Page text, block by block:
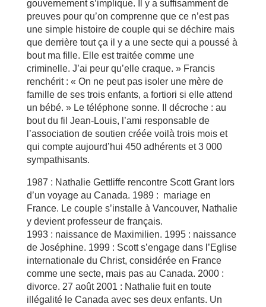
gouvernement s’implique. Il y a suffisamment de
preuves pour qu’on comprenne que ce n’est pas
une simple histoire de couple qui se déchire mais
que derrière tout ça il y a une secte qui a poussé à
bout ma fille. Elle est traitée comme une
criminelle. J’ai peur qu’elle craque. » Francis
renchérit : « On ne peut pas isoler une mère de
famille de ses trois enfants, a fortiori si elle attend
un bébé. » Le téléphone sonne. Il décroche : au
bout du fil Jean-Louis, l’ami responsable de
l’association de soutien créée voilà trois mois et
qui compte aujourd’hui 450 adhérents et 3 000
sympathisants.
1987 : Nathalie Gettliffe rencontre Scott Grant lors
d’un voyage au Canada. 1989 : mariage en
France. Le couple s’installe à Vancouver, Nathalie
y devient professeur de français.
1993 : naissance de Maximilien. 1995 : naissance
de Joséphine. 1999 : Scott s’engage dans l’Eglise
internationale du Christ, considérée en France
comme une secte, mais pas au Canada. 2000 :
divorce. 27 août 2001 : Nathalie fuit en toute
illégalité le Canada avec ses deux enfants. Un